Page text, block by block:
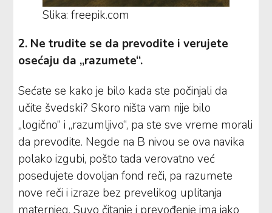
Slika: freepik.com
2. Ne trudite se da prevodite i verujete
osećaju da „razumete“.
Sećate se kako je bilo kada ste počinjali da
učite švedski? Skoro ništa vam nije bilo
„logično“ i „razumljivo“, pa ste sve vreme morali
da prevodite. Negde na B nivou se ova navika
polako izgubi, pošto tada verovatno već
posedujete dovoljan fond reči, pa razumete
nove reči i izraze bez prevelikog uplitanja